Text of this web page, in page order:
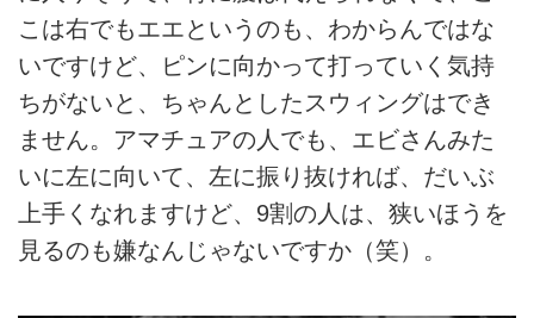
こは右でもエエというのも、わからんではな
いですけど、ピンに向かって打っていく気持
ちがないと、ちゃんとしたスウィングはでき
ません。アマチュアの人でも、エビさんみた
いに左に向いて、左に振り抜ければ、だいぶ
上手くなれますけど、9割の人は、狭いほうを
見るのも嫌なんじゃないですか（笑）。